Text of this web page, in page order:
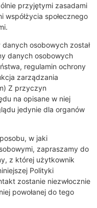
przyjętymi zasadami
współżycia społecznego
osobowych został
danych osobowych
regulamin ochrony
zarządzania
Z przyczyn
na opisane w niej
jedynie dla organów
w jaki
zapraszamy do
z której użytkownik
Polityki
zostanie niezwłocznie
powołanej do tego